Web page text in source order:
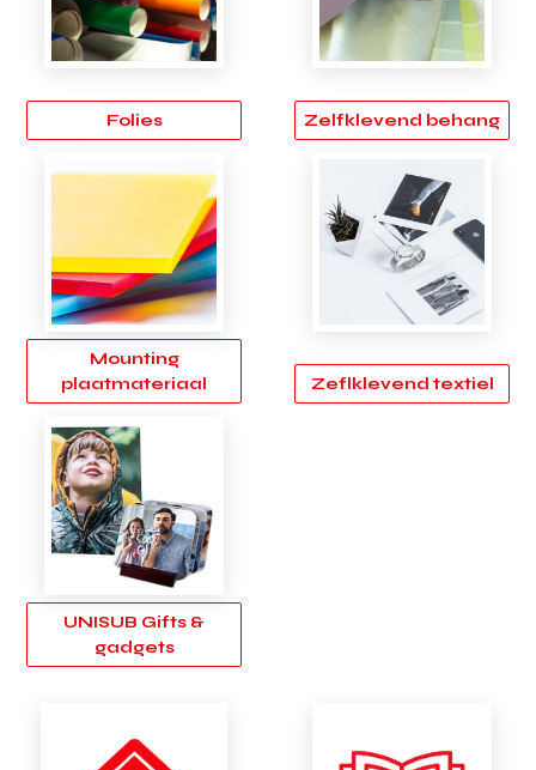
Folies Zelfklevend behang
Mounting
plaatmateriaal
Zeflklevend textiel
UNISUB Gifts &
gadgets